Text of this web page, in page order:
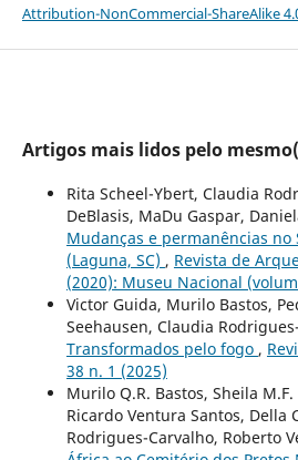
Attribution-NonCommercial-ShareAlike
Artigos mais lidos pelo
Rita Scheel-Ybert, Claudia
DeBlasis, MaDu Gaspar,
Mudanças e permanências no
(Laguna, SC) , Revista de
(2020): Museu Nacional
Victor Guida, Murilo Bastos,
Seehausen, Claudia
Transformados pelo fogo ,
38 n. 1 (2025)
Murilo Q.R. Bastos, Sheila
Ricardo Ventura Santos, Della
Rodrigues-Carvalho, Roberto